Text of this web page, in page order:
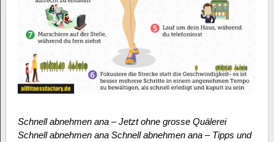
Schnell abnehmen ana – Jetzt ohne grosse Quälerei
Schnell abnehmen ana Schnell abnehmen ana – Tipps und